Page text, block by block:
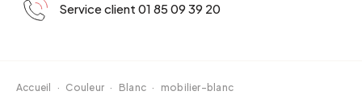
Service client 01 85 09 39 20
Accueil · Couleur · Blanc · mobilier-blanc